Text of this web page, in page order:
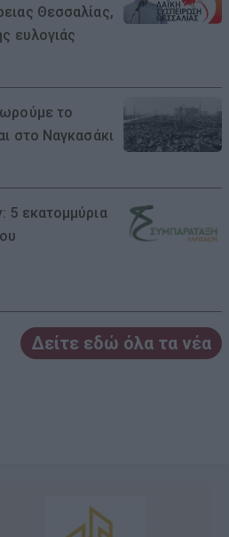
Θεσσαλίας,
ευλογιάς
το
στο Ναγκασάκι
5 εκατομμύρια
Δείτε εδώ όλα τα νέα